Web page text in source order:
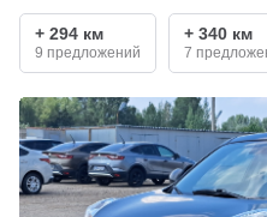
+ 294 км
9 предложений
+ 340 км
7